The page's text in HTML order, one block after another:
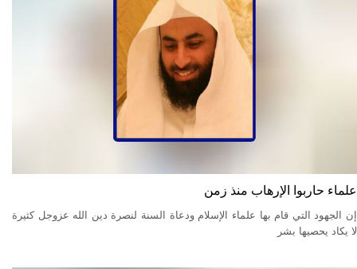
علماء حاربوا الإرهاب منذ زمن
إن الجهود التي قام بها علماء الإسلام ودعاة السنة لنصرة دين الله عزوجل كثيرة
لا يكاد يحصيها بشر